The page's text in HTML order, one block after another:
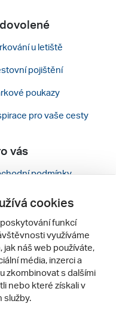
u letiště
pojištění
poukazy
pro vaše cesty
vás
podmínky
cookies
verze webu
cookies
funkcí
využíváme
náš web používáte,
média, inzerci a
zkombinovat s dalšími
nebo které získali v
služby.